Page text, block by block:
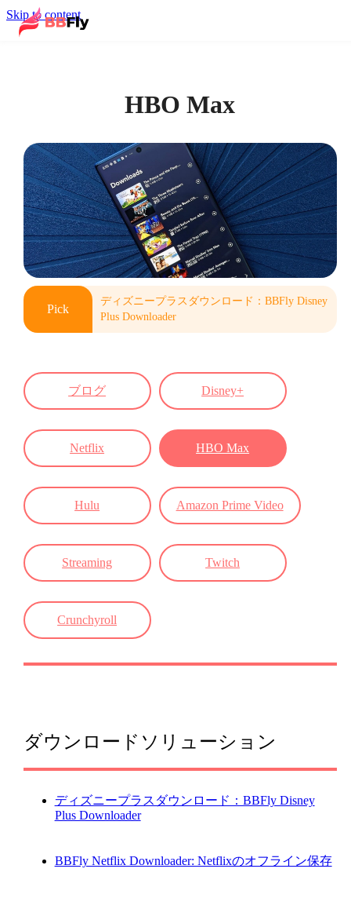
Skip to content
HBO Max
Pick
ディズニープラスダウンロード：BBFly Disney
Plus Downloader
ブログ Disney+
Netflix HBO Max
Hulu Amazon Prime Video
Streaming Twitch
Crunchyroll
ダウンロードソリューション
ディズニープラスダウンロード：BBFly Disney
Plus Downloader
BBFly Netflix Downloader: Netflixのオフライン保存